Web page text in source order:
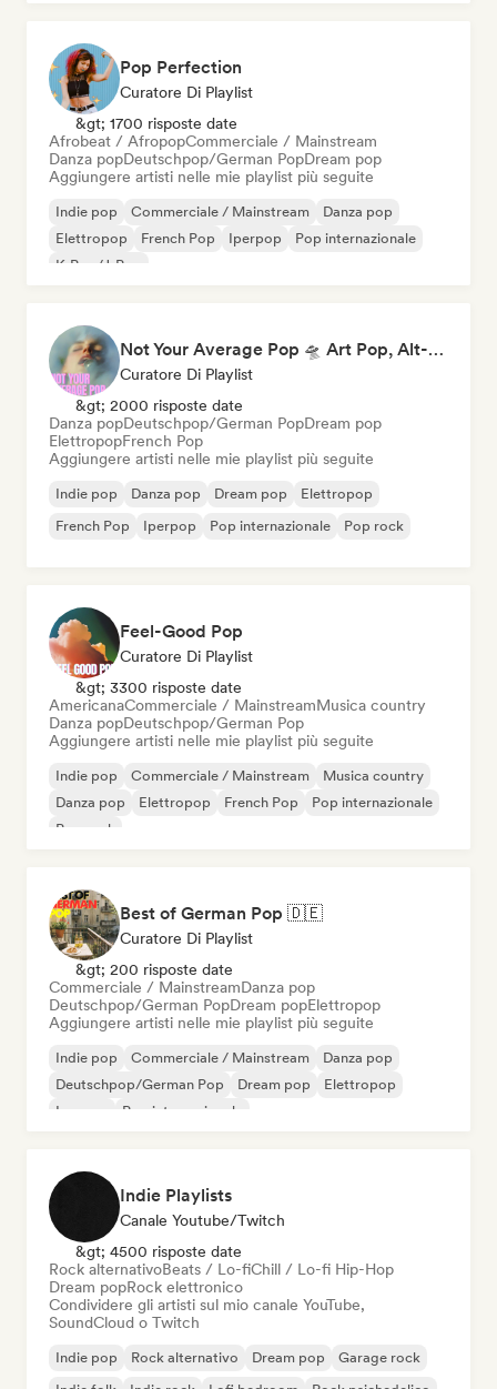
Pop Perfection
Curatore Di Playlist
&gt; 1700 risposte date
Afrobeat / AfropopCommerciale / Mainstream
Danza popDeutschpop/German PopDream pop
Aggiungere artisti nelle mie playlist più seguite
Indie pop Commerciale / Mainstream
Danza pop
Elettropop
French Pop Iperpop
Pop internazionale
K-Pop/J-Pop
Not Your Average Pop 🛸 Art Pop, Alt-Pop & Indie Pop
Curatore Di Playlist
&gt; 2000 risposte date
Danza popDeutschpop/German PopDream pop
ElettropopFrench Pop
Aggiungere artisti nelle mie playlist più seguite
Indie pop Danza pop Dream pop
Elettropop
French Pop
Iperpop Pop internazionale Pop rock
Feel-Good Pop
Curatore Di Playlist
&gt; 3300 risposte date
AmericanaCommerciale / MainstreamMusica country
Danza popDeutschpop/German Pop
Aggiungere artisti nelle mie playlist più seguite
Indie pop Commerciale / Mainstream
Musica country
Danza pop
Elettropop French Pop
Pop internazionale
Pop rock
Best of German Pop 🇩🇪
Curatore Di Playlist
&gt; 200 risposte date
Commerciale / MainstreamDanza pop
Deutschpop/German PopDream popElettropop
Aggiungere artisti nelle mie playlist più seguite
Indie pop Commerciale / Mainstream
Danza pop
Deutschpop/German Pop
Dream pop
Elettropop
Iperpop
Pop internazionale
Indie Playlists
Canale Youtube/Twitch
&gt; 4500 risposte date
Rock alternativoBeats / Lo-fiChill / Lo-fi Hip-Hop
Dream popRock elettronico
Condividere gli artisti sul mio canale YouTube,
SoundCloud o Twitch
Indie pop Rock alternativo Dream pop
Garage rock